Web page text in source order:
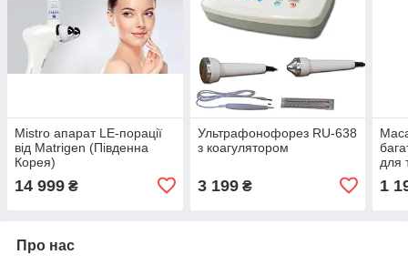
Mistro апарат LE-порації
від Matrigen (Південна
Корея)
14 999 ₴
Ультрафонофорез RU-638
з коагулятором
3 199₴
для
1
Про нас